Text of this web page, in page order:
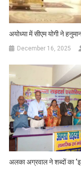
अयोध्या में सीएम योगी ने
December 16, 2025
अलका अग्रवाल ने शब्दों का